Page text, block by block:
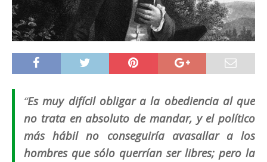
“Es muy difícil obligar a la obediencia al que
no trata en absoluto de mandar, y el político
más hábil no conseguiría avasallar a los
hombres que sólo querrían ser libres; pero la